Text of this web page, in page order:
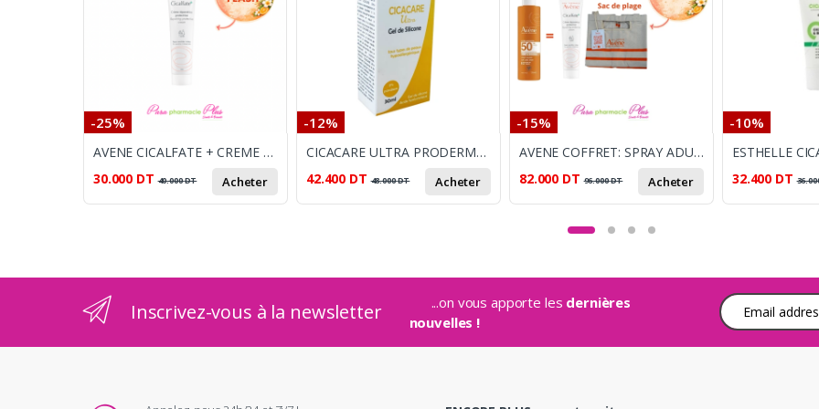
-25%
AVENE CICALFATE + CREME REPARATRICE 40 ml
30.000 DT 40.000DT Acheter
-12%
CICACARE ULTRA PRODERMA GEL DE SILICONE 30ML
42.400 DT 48.000DT Acheter
-15%
AVENE COFFRET: SPRAY ADULTE 50+ 200ML + AVENE CICALFATE + CREME 40ML + SAC DE PLAGE OFFERT
82.000 DT 96.000DT Acheter
-10%
32.400 DT
Inscrivez-vous à la newsletter ...on vous apporte les dernières
nouvelles !
Adresse e-mail